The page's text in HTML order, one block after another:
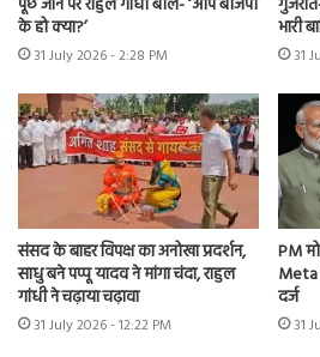
के हो क्या?’
31 July 2026 - 2:28 PM
भारी
31
संसद के बाहर विपक्ष का अनोखा प्रदर्शन,
साधु बने पप्पू यादव ने मांगा चंदा, राहुल
गांधी ने चढ़ाया चढ़ावा
31 July 2026 - 12:22 PM
PM
Meta
दर्ज
31